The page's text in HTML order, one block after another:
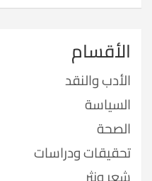
الأقسام
الأدب والنقد
السياسة
الصحة
تحقيقات ودراسات